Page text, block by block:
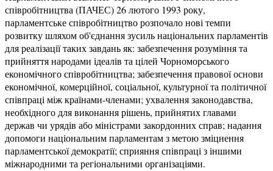
співробітництва (ПАЧЕС) 26 лютого 1993 року,
парламентське співробітництво розпочало нові темпи
розвитку шляхом об'єднання зусиль національних парламентів
для реалізації таких завдань як: забезпечення розуміння та
прийняття народами ідеалів та цілей Чорноморського
економічного співробітництва; забезпечення правової основи
економічної, комерційної, соціальної, культурної та політичної
співпраці між країнами-членами; ухвалення законодавства,
необхідного для виконання рішень, прийнятих главами
держав чи урядів або міністрами закордонних справ; надання
допомоги національним парламентам з метою зміцнення
парламентської демократії; сприяння співпраці з іншими
міжнародними та регіональними організаціями.